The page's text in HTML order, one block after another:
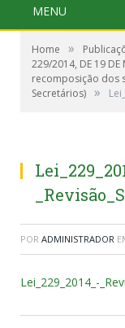
MENU
Home »
229/2014, DE 19
recomposição dos
Secretários) »
POR ADMINISTRADOR
Lei_229_2014_-